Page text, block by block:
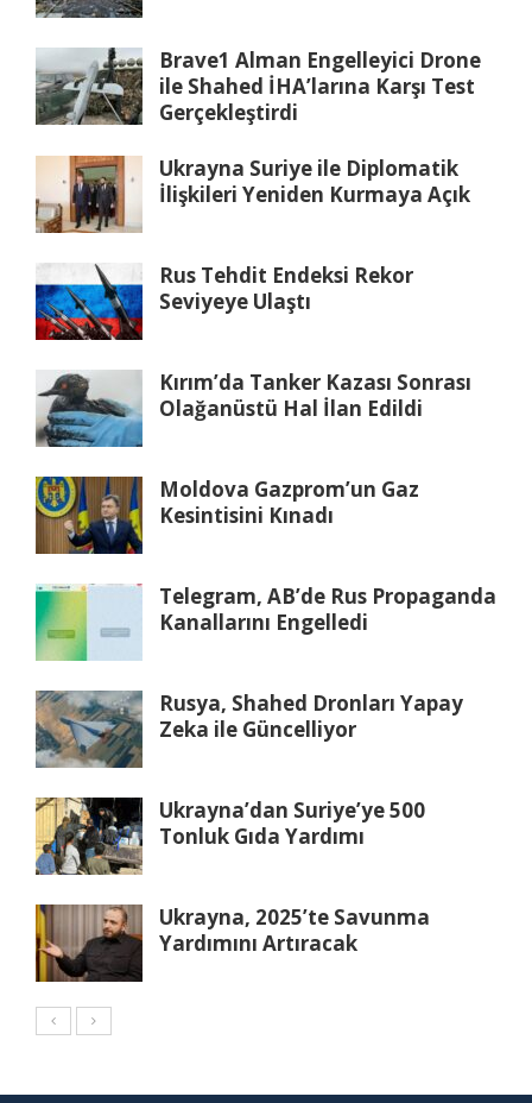
Brave1 Alman Engelleyici Drone
ile Shahed İHA’larına Karşı Test
Gerçekleştirdi
Ukrayna Suriye ile Diplomatik
İlişkileri Yeniden Kurmaya Açık
Rus Tehdit Endeksi Rekor
Seviyeye Ulaştı
Kırım’da Tanker Kazası Sonrası
Olağanüstü Hal İlan Edildi
Moldova Gazprom’un Gaz
Kesintisini Kınadı
Telegram, AB’de Rus Propaganda
Kanallarını Engelledi
Rusya, Shahed Dronları Yapay
Zeka ile Güncelliyor
Ukrayna’dan Suriye’ye 500
Tonluk Gıda Yardımı
Ukrayna, 2025’te Savunma
Yardımını Artıracak